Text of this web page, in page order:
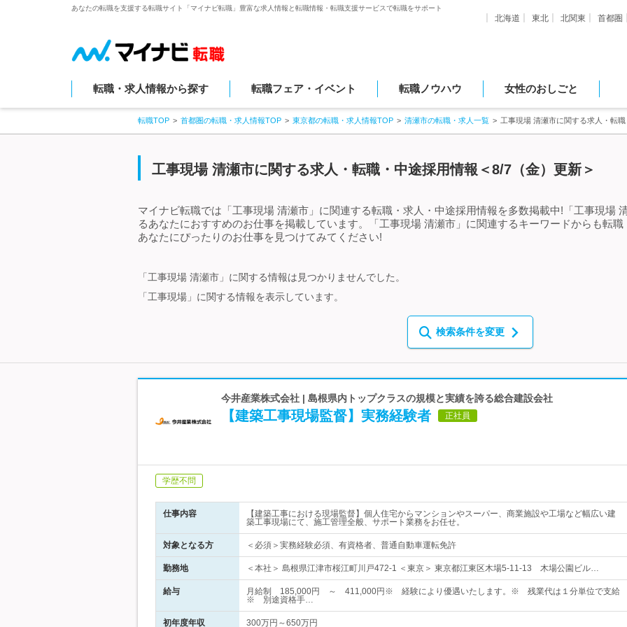
あなたの転職を支援する転職サイト「マイナビ転職」豊富な求人情報と転職情報・転職支援サービスで転職をサポート
北海道 東北 北関東 首都圏
転職・求人情報から探す 転職フェア・イベント 転職ノウハウ 女性のおしごと
転職TOP 首都圏の転職・求人情報TOP 東京都の転職・求人情報TOP 清瀬市の転職・求人一覧 工事現場 清瀬市に関する求人・転
工事現場 清瀬市に関する求人・転職・中途採用情報＜8/7（金）更新＞
マイナビ転職では「工事現場 清瀬市」に関連する転職・求人・中途採用情報を多数掲載中!「工事現場
るあなたにおすすめのお仕事を掲載しています。「工事現場 清瀬市」に関連するキーワードからも転
あなたにぴったりのお仕事を見つけてみてください!
「工事現場 清瀬市」に関する情報は見つかりませんでした。
「工事現場」に関する情報を表示しています。
検索条件を変更
今井産業株式会社 | 島根県内トップクラスの規模と実績を誇る総合建設会社
【建築工事現場監督】実務経験者 正社員
学歴不問
仕事内容
【建築工事における現場監督】個人住宅からマンションやスーパー、商業施設や工場など幅広い建
築工事現場にて、施工管理全般、サポート業務をお任せ。
対象となる方 ＜必須＞実務経験必須、有資格者、普通自動車運転免許
勤務地 ＜本社＞ 島根県江津市桜江町川戸472-1 ＜東京＞ 東京都江東区木場5-11-13 木場公園ビル…
給与
月給制 185,000円 ～ 411,000円※ 経験により優遇いたします。※ 残業代は１分単位で支給
※ 別途資格手…
初年度年収 300万円～650万円